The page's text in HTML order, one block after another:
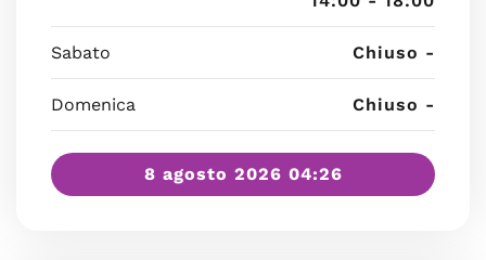
Sabato Chiuso -
Domenica Chiuso -
8 agosto 2026 04:26